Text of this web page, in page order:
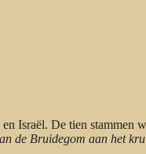
Israël. De tien stammen
de Bruidegom aan het